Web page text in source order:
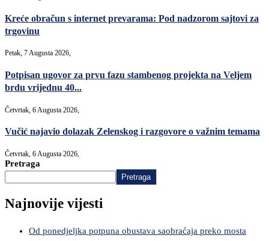
Kreće obračun s internet prevarama: Pod nadzorom sajtovi za
trgovinu
Petak, 7 Augusta 2026,
Potpisan ugovor za prvu fazu stambenog projekta na Veljem
brdu vrijednu 40...
Četvrtak, 6 Augusta 2026,
Vučić najavio dolazak Zelenskog i razgovore o važnim temama
Četvrtak, 6 Augusta 2026,
Pretraga
Pretraga
Najnovije vijesti
Od ponedjeljka potpuna obustava saobraćaja preko mosta